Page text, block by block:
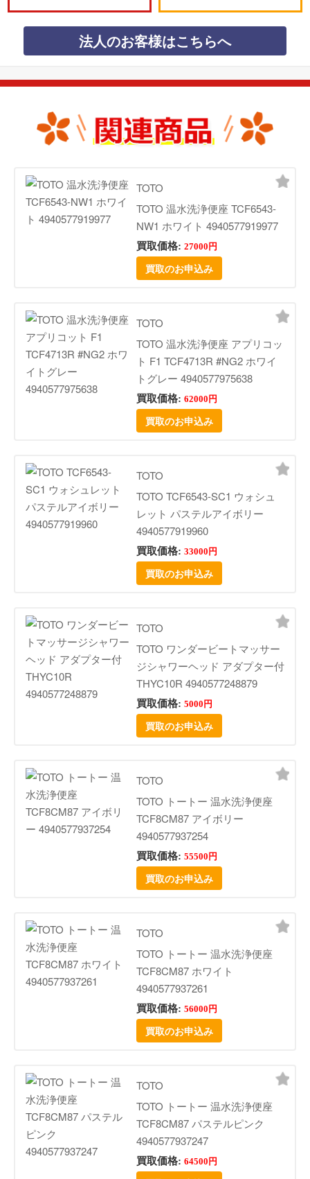
法人のお客様はこちらへ
TOTO
TOTO 温水洗浄便座 TCF6543-
NW1 ホワイト 4940577919977
買取価格: 27000円
買取のお申込み
TOTO
TOTO 温水洗浄便座 アプリコッ
ト F1 TCF4713R #NG2 ホワイ
トグレー 4940577975638
買取価格: 62000円
買取のお申込み
TOTO
TOTO TCF6543-SC1 ウォシュ
レット パステルアイボリー
4940577919960
買取価格: 33000円
買取のお申込み
TOTO
TOTO ワンダービートマッサー
ジシャワーヘッド アダプター付
THYC10R 4940577248879
買取価格: 5000円
買取のお申込み
TOTO
TOTO トートー 温水洗浄便座
TCF8CM87 アイボリー
4940577937254
買取価格: 55500円
買取のお申込み
TOTO
TOTO トートー 温水洗浄便座
TCF8CM87 ホワイト
4940577937261
買取価格: 56000円
買取のお申込み
TOTO
TOTO トートー 温水洗浄便座
TCF8CM87 パステルピンク
4940577937247
買取価格: 64500円